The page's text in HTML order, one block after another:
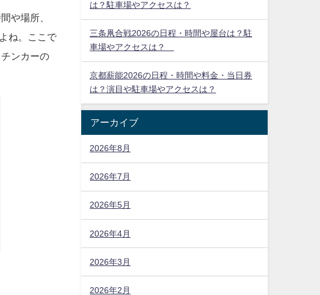
や場所、
は？駐車場やアクセスは？
三条凧合戦2026の日程・時間や屋台は？駐
車場やアクセスは？
京都薪能2026の日程・時間や料金・当日券
は？演目や駐車場やアクセスは？
アーカイブ
2026年8月
2026年7月
2026年5月
2026年4月
2026年3月
2026年2月